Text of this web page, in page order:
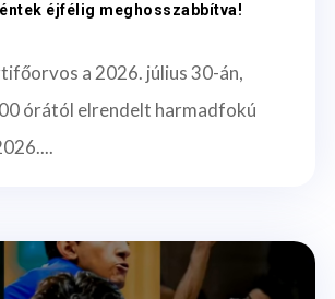
éjfélig meghosszabbítva!
a 2026. július 30-án,
órától elrendelt harmadfokú